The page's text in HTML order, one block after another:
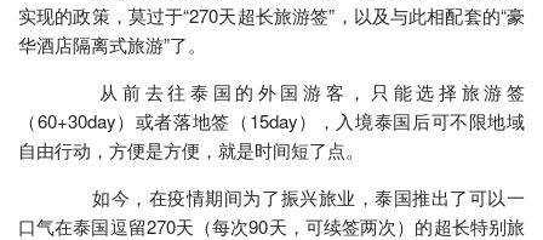
实现的政策，莫过于“270天超长旅游签”，以及与此相配套的“豪
华酒店隔离式旅游”了。
从前去往泰国的外国游客，只能选择旅游签
（60+30day）或者落地签（15day），入境泰国后可不限地域
自由行动，方便是方便，就是时间短了点。
如今，在疫情期间为了振兴旅业，泰国推出了可以一
口气在泰国逗留270天（每次90天，可续签两次）的超长特别旅